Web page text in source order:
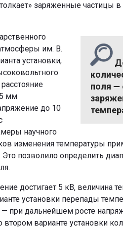
заряженные частицы
поля —
им. В.
установки,
мм
до 10
научного
изменения температуры
позволило определить
достигает 5 кВ, величина
установки перепады
— при дальнейшем росте
варианте установки